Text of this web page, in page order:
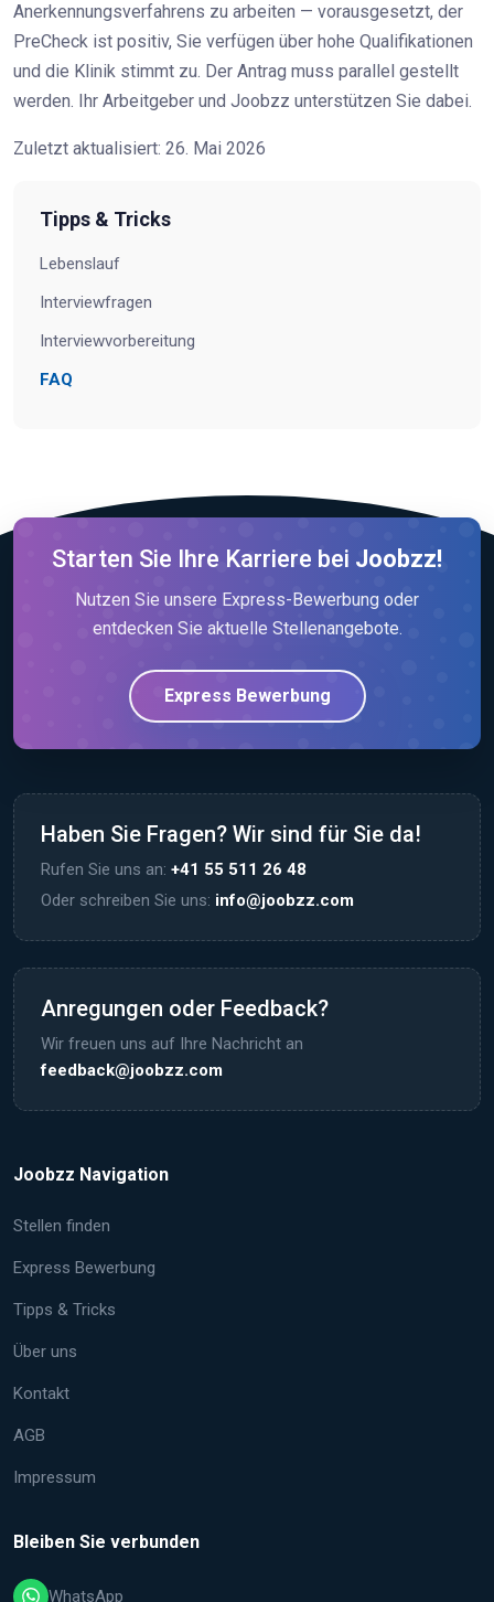
Anerkennungsverfahrens zu arbeiten — vorausgesetzt, der
PreCheck ist positiv, Sie verfügen über hohe Qualifikationen
und die Klinik stimmt zu. Der Antrag muss parallel gestellt
werden. Ihr Arbeitgeber und Joobzz unterstützen Sie dabei.
Zuletzt aktualisiert: 26. Mai 2026
Tipps & Tricks
Lebenslauf
Interviewfragen
Interviewvorbereitung
FAQ
Starten Sie Ihre Karriere bei Joobzz!
Nutzen Sie unsere Express-Bewerbung oder
entdecken Sie aktuelle Stellenangebote.
Express Bewerbung
Haben Sie Fragen? Wir sind für Sie da!
Rufen Sie uns an: +41 55 511 26 48
Oder schreiben Sie uns: info@joobzz.com
Anregungen oder Feedback?
Wir freuen uns auf Ihre Nachricht an
feedback@joobzz.com
Joobzz Navigation
Stellen finden
Express Bewerbung
Tipps & Tricks
Über uns
Kontakt
AGB
Impressum
Bleiben Sie verbunden
WhatsApp